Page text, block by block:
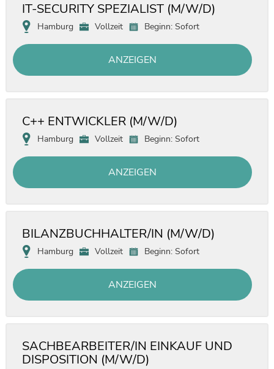
IT-SECURITY SPEZIALIST (M/W/D)
Hamburg Vollzeit Beginn: Sofort
ANZEIGEN
C++ ENTWICKLER (M/W/D)
Hamburg Vollzeit Beginn: Sofort
ANZEIGEN
BILANZBUCHHALTER/IN (M/W/D)
Hamburg Vollzeit Beginn: Sofort
ANZEIGEN
SACHBEARBEITER/IN EINKAUF UND
DISPOSITION (M/W/D)